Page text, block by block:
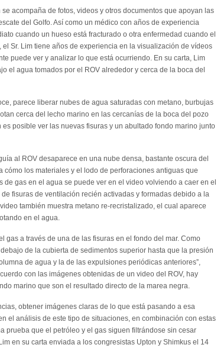
acompaña de fotos, videos y otros documentos que apoyan las
del Golfo. Así como un médico con años de experiencia
cuando un hueso está fracturado o otra enfermedad cuando el
Sr. Lim tiene años de experiencia en la visualización de vídeos
puede ver y analizar lo que está ocurriendo. En su carta, Lim
el agua tomados por el ROV alrededor y cerca de la boca del
parece liberar nubes de agua saturadas con metano, burbujas
cerca del lecho marino en las cercanías de la boca del pozo
posible ver las nuevas fisuras y un abultado fondo marino junto
al ROV desaparece en una nube densa, bastante oscura del
cómo los materiales y el lodo de perforaciones antiguas que
gas en el agua se puede ver en el video volviendo a caer en el
fisuras de ventilación recién activadas y formadas debido a la
también muestra metano re-recristalizado, el cual aparece
en el agua.
gas a través de una de las fisuras en el fondo del mar. Como
de la cubierta de sedimentos superior hasta que la presión
de agua y la de las expulsiones periódicas anteriores”,
con las imágenes obtenidas de un video del ROV, hay
marino que son el resultado directo de la marea negra.
obtener imágenes claras de lo que está pasando a esa
el análisis de este tipo de situaciones, en combinación con estas
prueba que el petróleo y el gas siguen filtrándose sin cesar
en su carta enviada a los congresistas Upton y Shimkus el 14